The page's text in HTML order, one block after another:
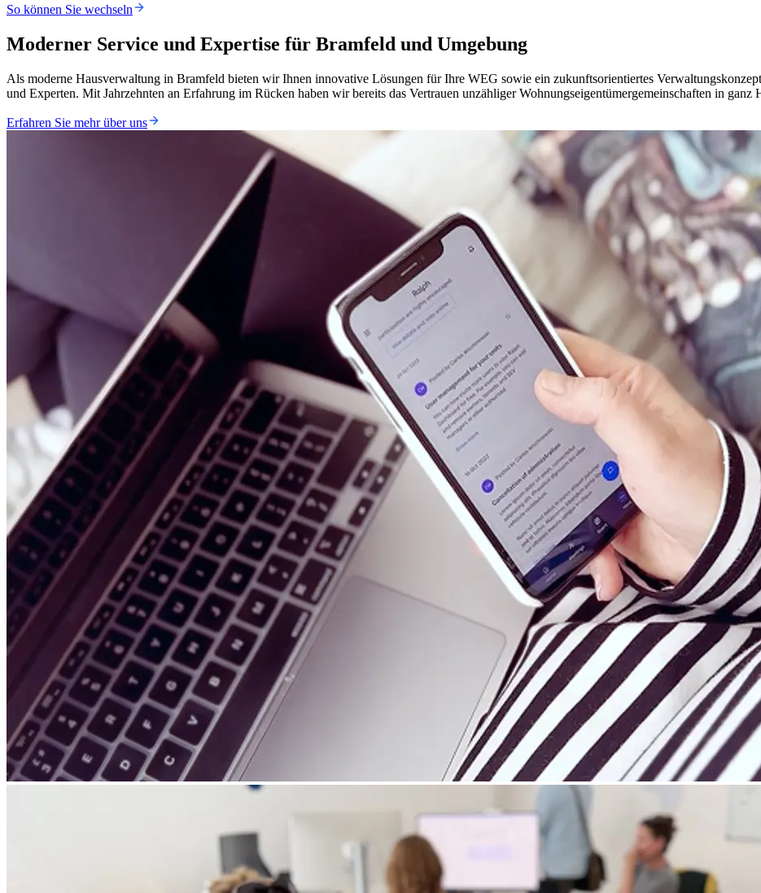
So können Sie wechseln
Moderner Service und Expertise für Bramfeld und Umgebung
Als moderne Hausverwaltung in Bramfeld bieten wir Ihnen innovative Lösungen für Ihre WEG sowie ein zukunftsorientiertes
und Experten. Mit Jahrzehnten an Erfahrung im Rücken haben wir bereits das Vertrauen unzähliger Wohnungseigentümergemeinschaften in ganz
Erfahren Sie mehr über uns